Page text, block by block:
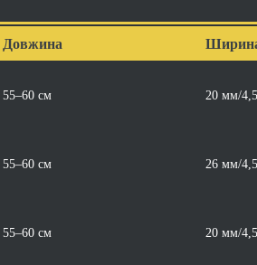
Довжина
55–60 см 20 мм/
55–60 см 26 мм/
55–60 см 20 мм/